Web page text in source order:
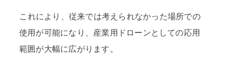
これにより、従来では考えられなかった場所での
使用が可能になり、産業用ドローンとしての応用
範囲が大幅に広がります。